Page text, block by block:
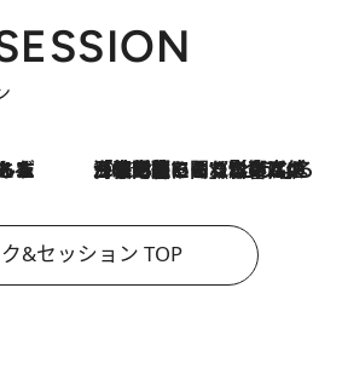
2026.8.3
「住宅建てられない…」「サーチャージ料の高値が続いている」ホルムズ海峡封鎖による影響はいつまで続く？《エネルギー専門家に聞く“どうなる日本の暮らし”》
ク&セッション TOP